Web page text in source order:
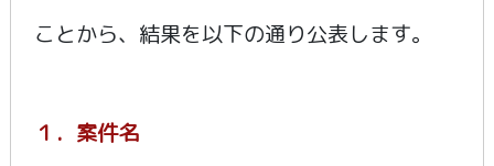
ことから、結果を以下の通り公表します。
１．案件名